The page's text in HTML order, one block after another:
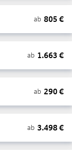
ab 805 €
ab 1.663 €
ab 290€
ab 3.498€